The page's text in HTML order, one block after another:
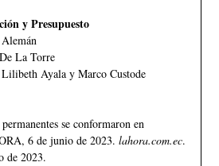
y Presupuesto
La Torre
Ayala y Marco Custode
se conformaron en
6 de junio de 2023. lahora.com.ec.
de 2023.